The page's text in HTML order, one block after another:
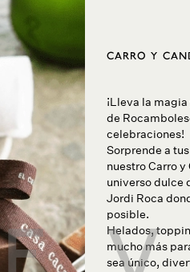
CARRO Y
¡Lleva la
de
celebraciones!
Sorprende a
nuestro Carro y
universo dulce
Jordi Roca
posible.
Helados,
mucho más
sea único,